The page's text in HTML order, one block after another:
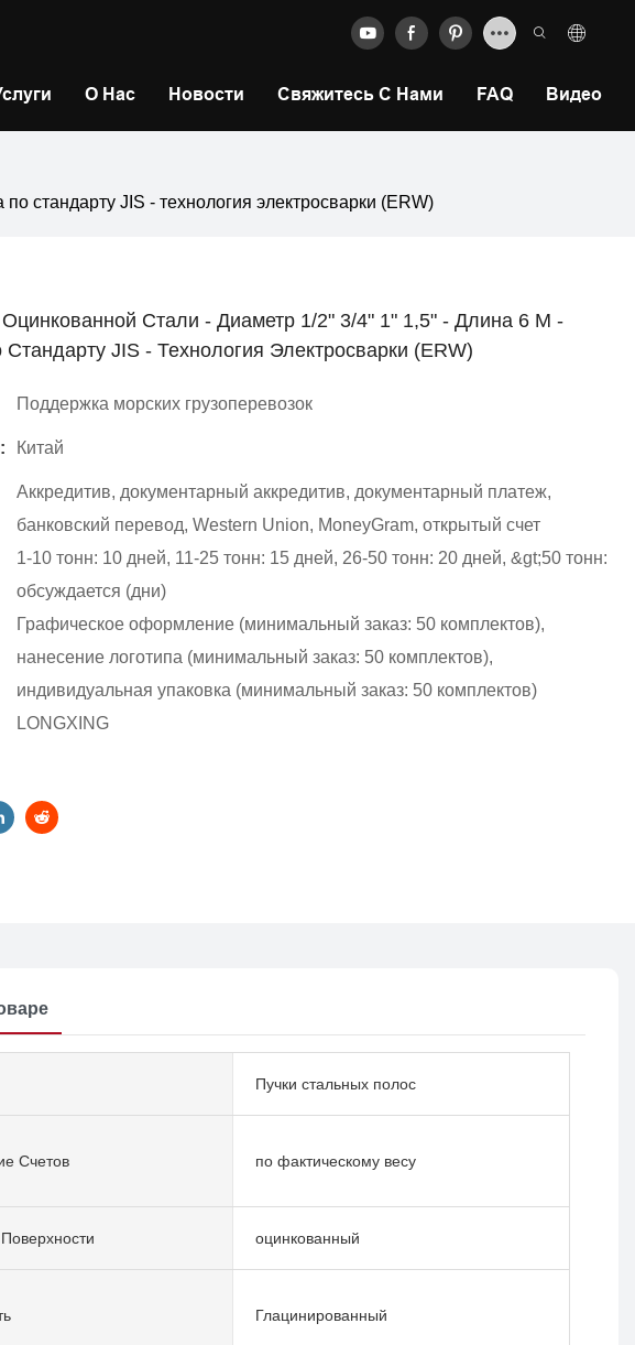
О Нас Новости Свяжитесь С Нами FAQ Видео
стандарту JIS - технология электросварки (ERW)
Стали - Диаметр 1/2" 3/4" 1" 1,5" - Длина 6 М -
JIS - Технология Электросварки (ERW)
Поддержка морских грузоперевозок
Китай
Аккредитив, документарный аккредитив, документарный платеж,
банковский перевод, Western Union, MoneyGram, открытый счет
1-10 тонн: 10 дней, 11-25 тонн: 15 дней, 26-50 тонн: 20 дней, &gt;50 тонн:
обсуждается (дни)
Графическое оформление (минимальный заказ: 50 комплектов),
нанесение логотипа (минимальный заказ: 50 комплектов),
индивидуальная упаковка (минимальный заказ: 50 комплектов)
LONGXING
Пучки стальных полос
Счетов по фактическому весу
оцинкованный
Глацинированный